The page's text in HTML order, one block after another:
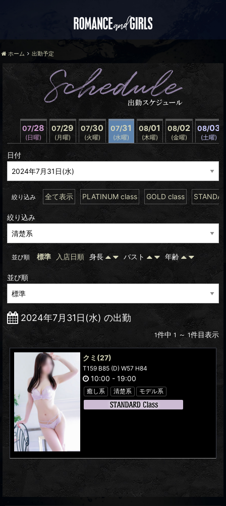
ホーム 出勤予定
07/28
(日曜)
07/29
(月曜)
07/30
(火曜)
07/31
(水曜)
08/01
(木曜)
08/02
(金曜)
08/03
(土曜)
日付
絞り込み 全て表示 PLATINUM class GOLD class
絞り込み
並び順 標準 入店日順 身長 バスト 年齢
並び順
2024年7月31日(水) の出勤
1件中 1 ～ 1件目表示
クミ (27)
T159 B85 (D) W57 H84
10:00 - 19:00
癒し系 清楚系 モデル系